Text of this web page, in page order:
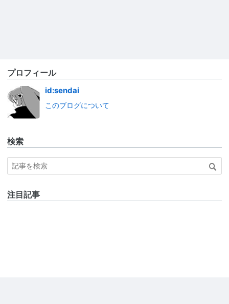
プロフィール
id:sendai
このブログについて
検索
注目記事